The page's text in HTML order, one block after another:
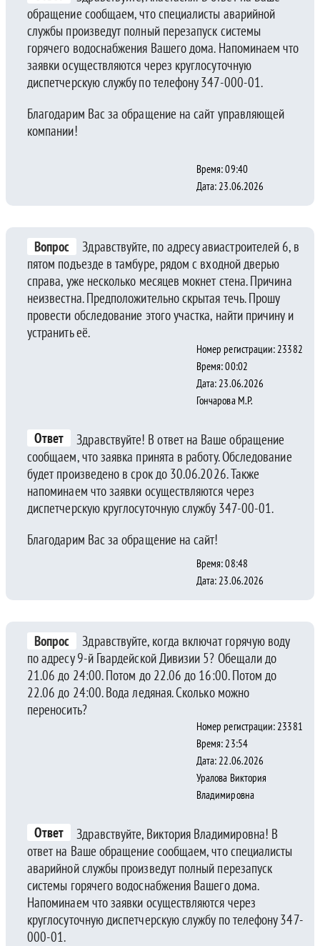
обращение сообщаем, что специалисты аварийной
службы произведут полный перезапуск системы
горячего водоснабжения Вашего дома. Напоминаем что
заявки осуществляются через круглосуточную
диспетчерскую службу по телефону 347-000-01.
Благодарим Вас за обращение на сайт управляющей
компании!
Время: 09:40
Дата: 23.06.2026
Вопрос
Здравствуйте, по адресу авиастроителей 6, в
пятом подъезде в тамбуре, рядом с входной дверью
справа, уже несколько месяцев мокнет стена. Причина
неизвестна. Предположительно скрытая течь. Прошу
провести обследование этого участка, найти причину и
устранить её.
Номер регистрации: 23382
Время: 00:02
Дата: 23.06.2026
Гончарова М.Р.
Ответ
Здравствуйте! В ответ на Ваше обращение
сообщаем, что заявка принята в работу. Обследование
будет произведено в срок до 30.06.2026. Также
напоминаем что заявки осуществляются через
диспетчерскую круглосуточную службу 347-00-01.
Благодарим Вас за обращение на сайт!
Время: 08:48
Дата: 23.06.2026
Вопрос
Здравствуйте, когда включат горячую воду
по адресу 9-й Гвардейской Дивизии 5? Обещали до
21.06 до 24:00. Потом до 22.06 до 16:00. Потом до
22.06 до 24:00. Вода ледяная. Сколько можно
переносить?
Номер регистрации: 23381
Время: 23:54
Дата: 22.06.2026
Уралова Виктория
Владимировна
Ответ
Здравствуйте, Виктория Владимировна! В
ответ на Ваше обращение сообщаем, что специалисты
аварийной службы произведут полный перезапуск
системы горячего водоснабжения Вашего дома.
Напоминаем что заявки осуществляются через
круглосуточную диспетчерскую службу по телефону 347-
000-01.